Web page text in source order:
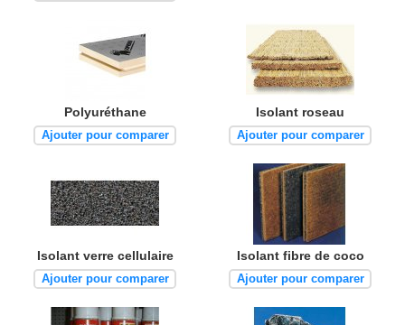
Polyuréthane
Ajouter pour comparer
Isolant roseau
Ajouter pour comparer
Isolant verre cellulaire
Ajouter pour comparer
Isolant fibre de coco
Ajouter pour comparer